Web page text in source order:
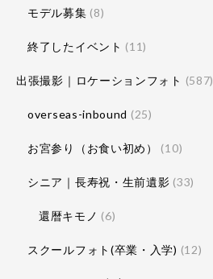
モデル募集 (8)
終了したイベント (11)
出張撮影｜ロケーションフォト (587)
overseas-inbound (25)
お宮参り（お食い初め） (10)
シニア｜長寿祝・生前遺影 (33)
還暦キモノ (6)
スクールフォト(卒業・入学) (12)